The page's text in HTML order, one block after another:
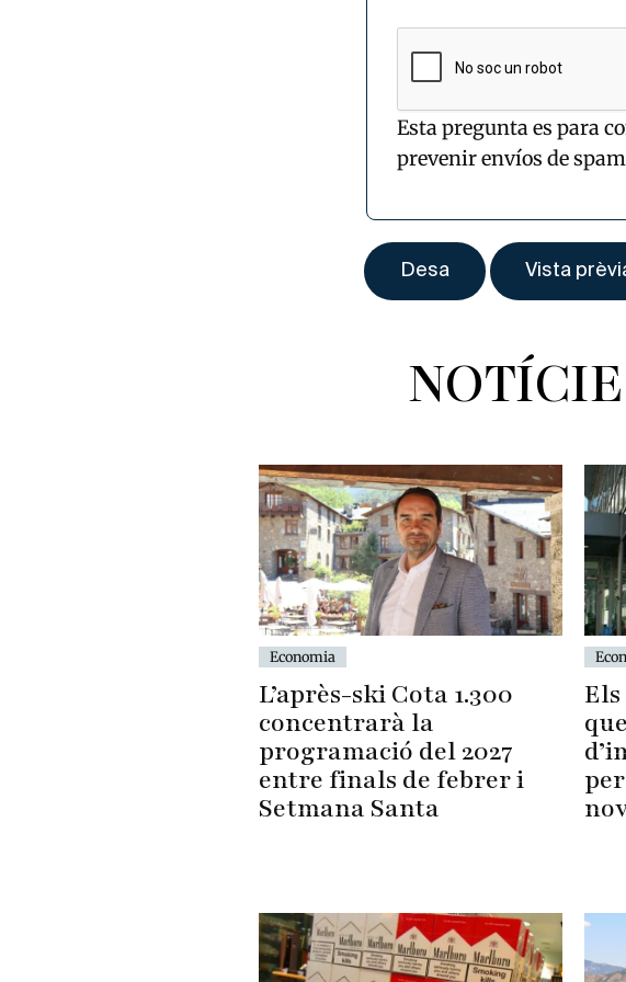
Esta pregunta es para
prevenir envíos de
Economia
L’après-ski Cota 1.300
concentrarà la
programació del 2027
entre finals de febrer i
Setmana Santa